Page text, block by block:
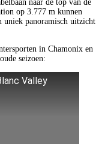
naar de top van de
op 3.777 m kunnen
uniek panoramisch uitzicht
in Chamonix en
seizoen:
Valley